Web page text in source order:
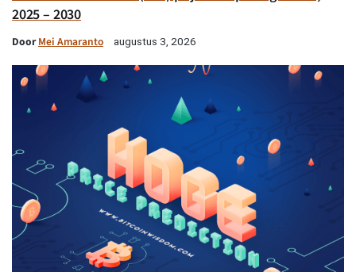
2025 – 2030
DoorMei Amaranto augustus 3, 2026